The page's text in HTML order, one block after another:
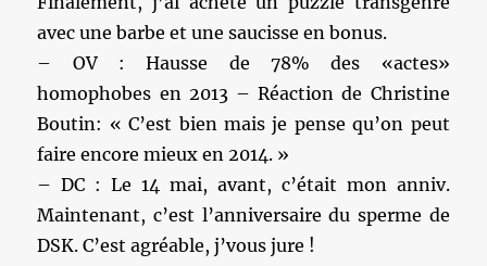
avec une barbe et une saucisse en bonus.
– OV : Hausse de 78% des «actes»
homophobes en 2013 – Réaction de Christine
Boutin: « C’est bien mais je pense qu’on peut
faire encore mieux en 2014. »
– DC : Le 14 mai, avant, c’était mon anniv.
Maintenant, c’est l’anniversaire du sperme de
DSK. C’est agréable, j’vous jure !